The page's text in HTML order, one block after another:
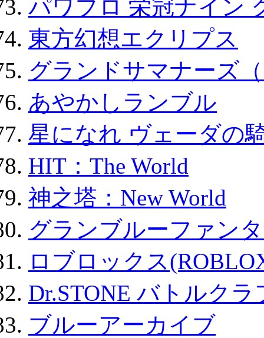
パワプロ 栄冠ナイン
東方幻想エクリプス
グランドサマナーズ
あやかしランブル
星になれ ヴェーダの
HIT：The World
神之塔：New World
グランブルーファン
ロブロックス
Dr.STONE バトルク
ブルーアーカイブ